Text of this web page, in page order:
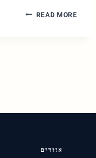
READ MOREחנות
אזורים